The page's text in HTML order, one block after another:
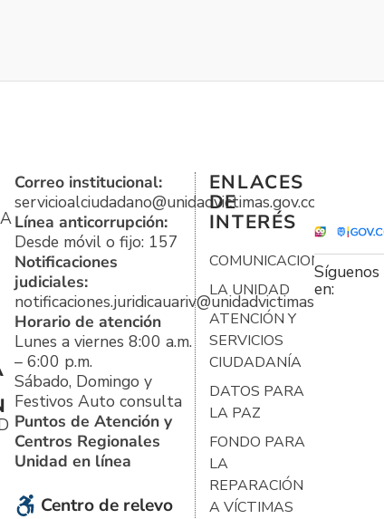
Correo institucional:
servicioalciudadano@unidadvictimas.gov.co
Línea anticorrupción:
Desde móvil o fijo: 157
Notificaciones
judiciales:
notificaciones.juridicauariv@unidadvictimas.gov.co
Horario de atención
Lunes a viernes 8:00 a.m.
– 6:00 p.m.
Sábado, Domingo y
Festivos Auto consulta
Puntos de Atención y
Centros Regionales
Unidad en línea
Centro de relevo
ENLACES
DE
INTERÉS
COMUNICACIONES
LA UNIDAD
ATENCIÓN Y
SERVICIOS
CIUDADANÍA
DATOS PARA
LA PAZ
FONDO PARA
LA
REPARACIÓN
A VÍCTIMAS
Síguenos
en: